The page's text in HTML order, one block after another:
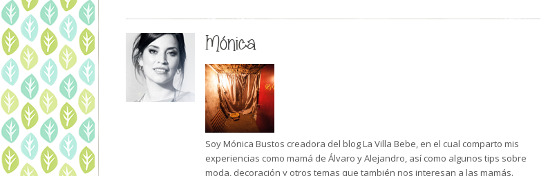
Mónica
Soy Mónica Bustos creadora del blog La Villa Bebe, en el cual comparto mis
experiencias como mamá de Álvaro y Alejandro, así como algunos tips sobre
moda, decoración y otros temas que también nos interesan a las mamás.